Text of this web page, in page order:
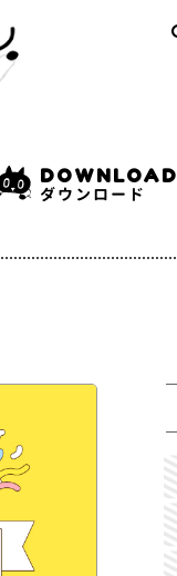
DOWNLOAD
ダウンロード